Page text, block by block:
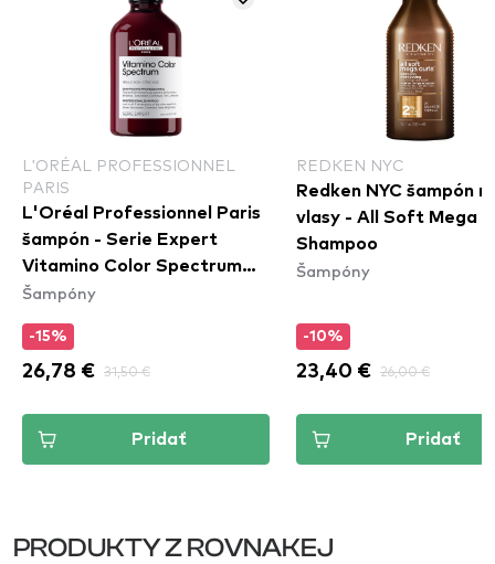
L'ORÉAL PROFESSIONNEL
PARIS
L'Oréal Professionnel Paris
šampón - Serie Expert
Vitamino Color Spectrum
Shampoo
Šampóny
-15%
26,78 € 31,50 €
Pridať
REDKEN NYC
Redken NYC šampón
vlasy - All Soft Mega
Shampoo
Šampóny
-10%
23,40 € 26,00 €
Pridať
PRODUKTY Z ROVNAKEJ